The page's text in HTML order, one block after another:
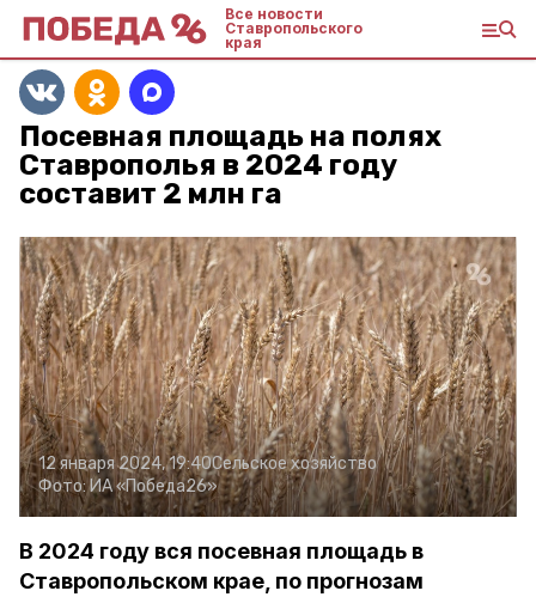
Все новости
Ставропольского
края
Посевная площадь на полях
Ставрополья в 2024 году
составит 2 млн га
12 января 2024, 19:40Сельское хозяйство
Фото:ИА «Победа26»
В 2024 году вся посевная площадь в
Ставропольском крае, по прогнозам